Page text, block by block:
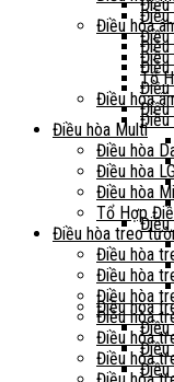
Điều
Điều
Điều
Tổ
Điều hòa
Điều
Điều
Điều hòa
Điều
Điều
Điều
Điều
Điều hòa
Điều
Điều
Điều
Điều
Điều hòa Multi
Điều hòa
Điều hòa
Điều hòa
Tổ Hợp
Điều hòa treo
Điều hòa
Điều hòa
Điều hòa
Điều hòa
Điều hòa
Điều hòa